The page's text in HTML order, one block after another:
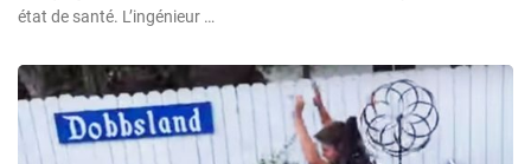
état de santé. L’ingénieur …